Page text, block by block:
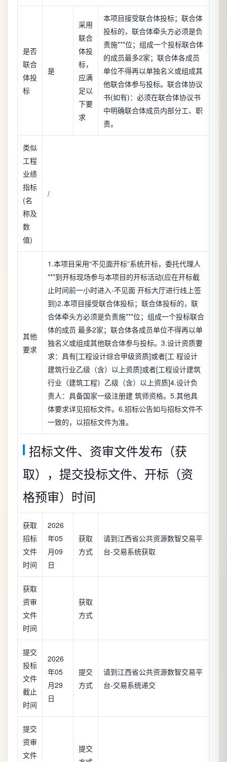
是否
联合
体投
标
是
采用
联合
体投
标，
应满
足以
下要
求
本项目接受联合体投标；联合体
投标的，联合体牵头方必须是负
责施***位；组成一个投标联合体
的成员最多2家；联合体各成员
单位不得再以单独名义或组成其
他联合体参与投标。联合体协议
书(如有)：必须在联合体协议书
中明确联合体成员内部分工、职
责。
类似
工程
业绩
指标
(名
称及
数
值)
/
其他
要求
1.本项目采用“不见面开标”系统开标，委托代理人
***到开标现场参与本项目的开标活动(应在开标截
止时间前一小时进入-不见面 开标大厅进行线上签
到)2.本项目接受联合体投标；联合体投标的，联
合体牵头方必须是负责施***位；组成一个投标联合
体的成员 最多2家；联合体各成员单位不得再以单
独名义或组成其他联合体参与投标。3.设计资质要
求：具有[工程设计综合甲级资质]或者[工 程设计
建筑行业乙级（含）以上资质]或者[工程设计建筑
行业（建筑工程）乙级（含）以上资质]4.设计负
责人：具备国家一级注册建 筑师资格。5.其他具
体要求详见招标文件。6.招标公告如与招标文件不
一致的，以招标文件为准。
招标文件、资审文件发布（获
取），提交投标文件、开标（资
格预审）时间
获取
招标
文件
时间
2026
年05
月09
日
获取
方式
请到江西省公共资源数智交易平
台-交易系统获取
获取
资审
文件
时间
获取
方式
提交
投标
文件
截止
时间
2026
年05
月29
日
提交
方式
请到江西省公共资源数智交易平
台-交易系统递交
提交
资审
文件
提交